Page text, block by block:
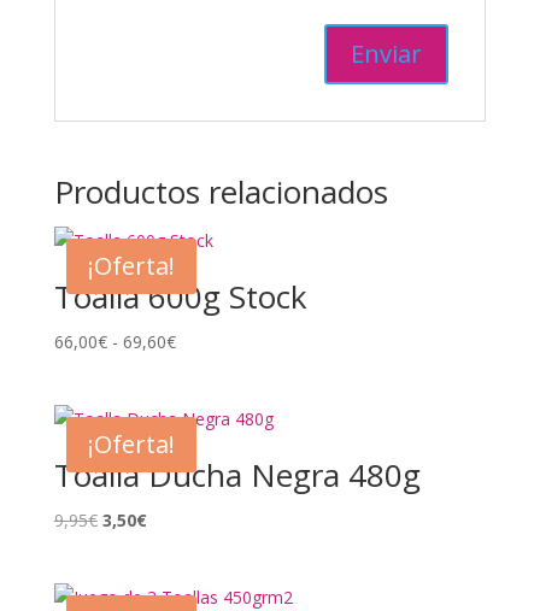
Productos relacionados
¡Oferta!
Toalla 600g Stock
66,00€ - 69,60€Rango
desde
hasta
¡Oferta!
Toalla Ducha Negra 480g
9,95€ El
era:
3,50€El
es: